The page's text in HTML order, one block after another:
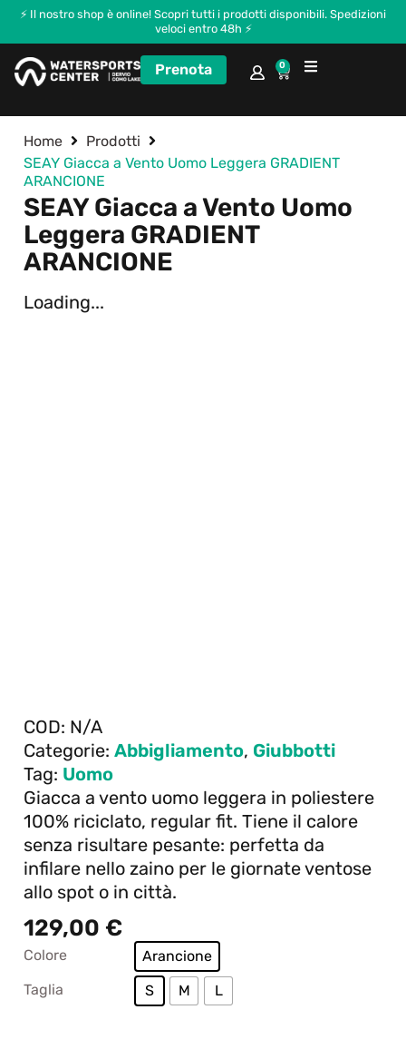
⚡ Il nostro shop è online! Scopri tutti i prodotti disponibili. Spedizioni
veloci entro 48h ⚡
Prenota 0
Home
Prodotti
SEAY Giacca a Vento Uomo Leggera GRADIENT
ARANCIONE
SEAY Giacca a Vento Uomo
Leggera GRADIENT
ARANCIONE
Loading...
COD: N/A
Categorie: Abbigliamento, Giubbotti
Tag: Uomo
Giacca a vento uomo leggera in poliestere
100% riciclato, regular fit. Tiene il calore
senza risultare pesante: perfetta da
infilare nello zaino per le giornate ventose
allo spot o in città.
129,00 €
Colore
Arancione
Taglia
S M L